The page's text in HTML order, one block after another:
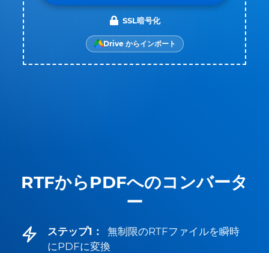
RTFからPDFへのコンバータ
ー
ステップ1：
無制限のRTFファイルを瞬時
にPDFに変換
SSL暗号化
Drive からインポート